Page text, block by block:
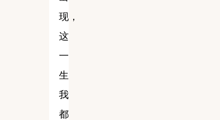
现，
这
一
生
我
都